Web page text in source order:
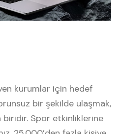
kurumlar için hedef
bir şekilde ulaşmak,
Spor etkinliklerine